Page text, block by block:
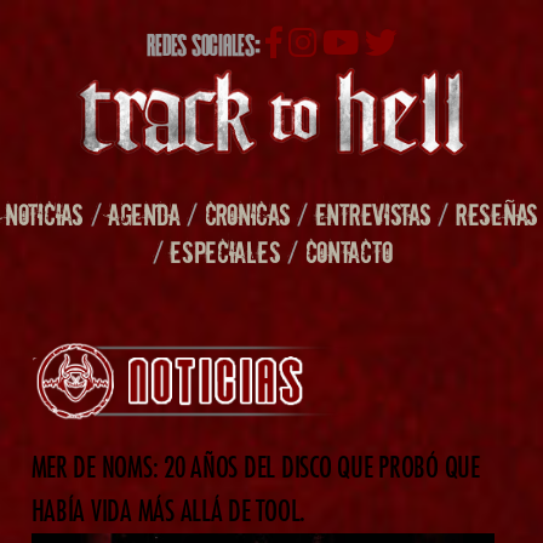
REDES SOCIALES:
NOTICIAS /AGENDA/ CRONICAS/ENTREVISTAS/RESEÑAS
/ESPECIALES/ CONTACTO
MER DE NOMS: 20 AÑOS DEL DISCO QUE PROBÓ QUE
HABÍA VIDA MÁS ALLÁ DE TOOL.